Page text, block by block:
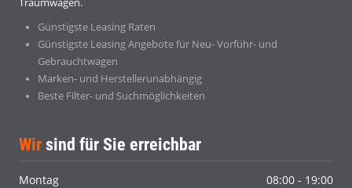
Günstigste Leasing Raten
Günstigste Leasing Angebote für Neu- Vorführ- und
Gebrauchtwagen
Marken- und Herstellerunabhängig
Beste Filter- und Suchmöglichkeiten
Wir sind für Sie erreichbar
Montag
08:00 - 19:00